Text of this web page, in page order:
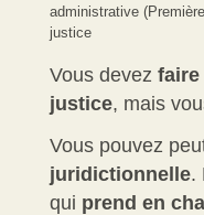
administrative
justice
Vous devez
justice, mais
Vous pouvez
juridictionnelle.
qui prend en